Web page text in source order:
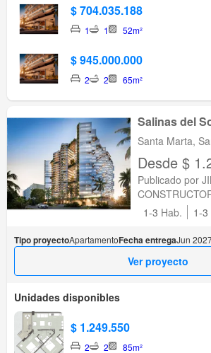
$ 704.035.188
1 1 52m²
$ 945.000.000
2 2 65m²
Salinas del
Santa Marta,
Magdalena
Desde $
Publicado por
1-3 Hab. 1-3
Tipo proyectoApartamentoFecha entregaJun
Ver proyecto
Unidades disponibles
$ 1.249.550
2 2 85m²